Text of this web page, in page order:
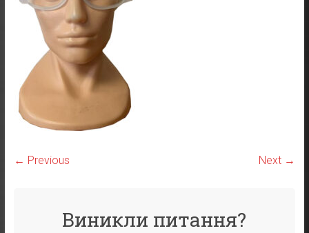
← Previous Next →
Виникли питання?